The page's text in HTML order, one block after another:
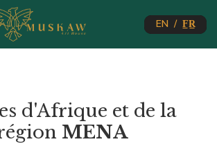
EN / F̲R̲
d'Afrique et de la
MENA